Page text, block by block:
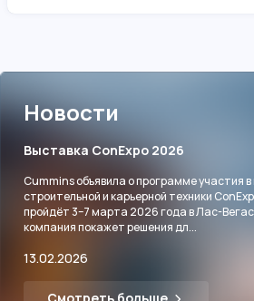
Новости
Выставка ConExpo 2026
Cummins объявила о программе участия
строительной и карьерной техники
пройдёт 3–7 марта 2026 года в Лас-
компания покажет решения дл...
13.02.2026